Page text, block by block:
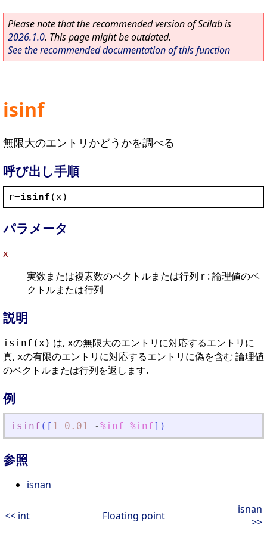
Please note that the recommended version of Scilab is
2026.1.0. This page might be outdated.
See the recommended documentation of this function
isinf
無限大のエントリかどうかを調べる
呼び出し手順
r=isinf ( x )
パラメータ
x
実数または複素数のベクトルまたは行列 r : 論理値のベ
クトルまたは行列
説明
isinf(x) は, xの無限大のエントリに対応するエントリに
真, xの有限のエントリに対応するエントリに偽を含む 論理値
のベクトルまたは行列を返します.
例
isinf ( [ 1 0.01 -%inf %inf] )
参照
isnan
<< int Floating point
isnan
>>